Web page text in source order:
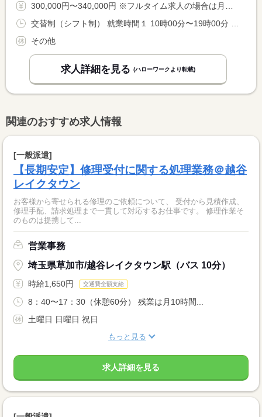
300,000円〜340,000円 ※フルタイム求人の場合は月額（換算額）、パート求人の場合は時間額を表示しています。
その他
求人詳細を見る (ハローワークより転載)
関連のおすすめ求人情報
[一般派遣]
【長期安定】修理受付に関する処理業務＠越谷
レイクタウン
お客様から寄せられる修理のご依頼について、 受付から見積作成、
修理手配、請求処理まで一貫して対応するお仕事です。 修理作業そ
のものは提携して...
営業事務
埼玉県草加市/越谷レイクタウン駅（バス 10分）
時給1,650円 交通費全額支給
8：40〜17：30（休憩60分） 残業は月10時間...
土曜日 日曜日 祝日
もっと見る
求人詳細を見る